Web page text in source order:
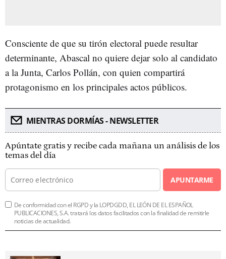
Consciente de que su tirón electoral puede resultar
determinante, Abascal no quiere dejar solo al candidato
a la Junta, Carlos Pollán, con quien compartirá
protagonismo en los principales actos públicos.
MIENTRAS DORMÍAS - NEWSLETTER
Apúntate gratis y recibe cada mañana un análisis de los
temas del día
APUNTARME
De conformidad con el RGPD y la LOPDGDD, EL LEÓN DE EL ESPAÑOL
PUBLICACIONES, S.A. tratará los datos facilitados con la finalidad de remitirle
noticias de actualidad.